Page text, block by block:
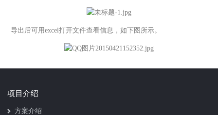
导出后可用excel打开文件查看信息，如下图所示。
项目介绍
方案介绍